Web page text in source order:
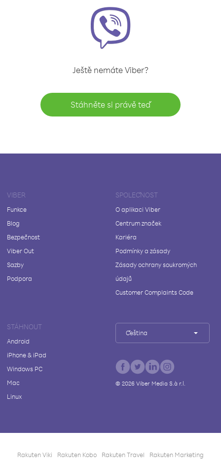
Ještě nemáte Viber?
Stáhněte si právě teď
VIBER
Funkce
Blog
Bezpečnost
Viber Out
Sazby
Podpora
SPOLEČNOST
O aplikaci Viber
Centrum značek
Kariéra
Podmínky a zásady
Zásady ochrany soukromých
údajů
Customer Complaints Code
STÁHNOUT
Android
iPhone & iPad
Windows PC
Mac
Linux
Čeština
© 2026Viber Media S.à r.l.
Rakuten Viki Rakuten Kobo Rakuten Travel Rakuten Marketing